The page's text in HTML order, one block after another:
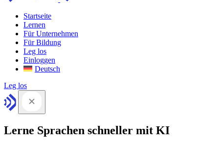
Startseite
Lernen
Für Unternehmen
Für Bildung
Leg los
Einloggen
Deutsch
Leg los
Lerne Sprachen schneller mit KI